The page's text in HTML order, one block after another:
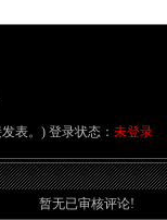
表。) 登录状态： 未登录
暂无已审核评论!